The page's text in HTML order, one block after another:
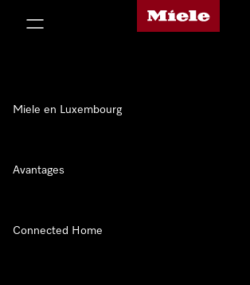
Page d'accueil de Miele
Miele en Luxembourg
Avantages
Connected Home